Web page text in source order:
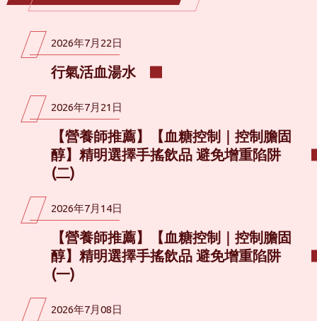
2026年7月22日
行氣活血湯水
2026年7月21日
【營養師推薦】【血糖控制｜控制膽固
醇】精明選擇手搖飲品 避免增重陷阱
(二)
2026年7月14日
【營養師推薦】【血糖控制｜控制膽固
醇】精明選擇手搖飲品 避免增重陷阱
(一)
2026年7月08日